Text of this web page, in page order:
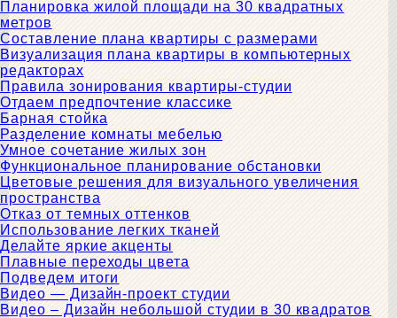
Планировка жилой площади на 30 квадратных
метров
Составление плана квартиры с размерами
Визуализация плана квартиры в компьютерных
редакторах
Правила зонирования квартиры-студии
Отдаем предпочтение классике
Барная стойка
Разделение комнаты мебелью
Умное сочетание жилых зон
Функциональное планирование обстановки
Цветовые решения для визуального увеличения
пространства
Отказ от темных оттенков
Использование легких тканей
Делайте яркие акценты
Плавные переходы цвета
Подведем итоги
Видео — Дизайн-проект студии
Видео – Дизайн небольшой студии в 30 квадратов